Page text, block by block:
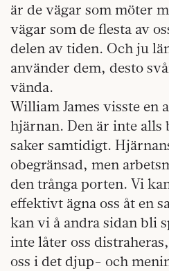
är de vägar som möter
vägar som de flesta av
delen av tiden. Och ju
använder dem, desto
vända.
William James visste en
hjärnan. Den är inte alls
saker samtidigt.
obegränsad, men
den trånga porten. Vi
effektivt ägna oss åt en
kan vi å andra sidan bli
inte låter oss
oss i det djup- och